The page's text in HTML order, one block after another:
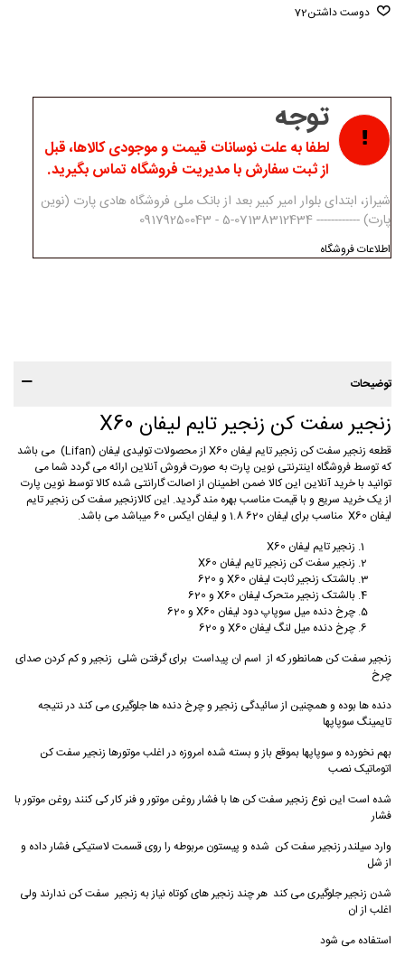
دوست داشتن72
توجه
لطفا به علت نوسانات قیمت و موجودی کالاها، قبل
از ثبت سفارش با مدیریت فروشگاه تماس بگیرید.
شیراز، ابتدای بلوار امیر کبیر بعد از بانک ملی فروشگاه هادی پارت (نوین
پارت) ------------ 07138312434-5 - 09179250043
اطلاعات فروشگاه
توضیحات
زنجیر سفت کن زنجیر تایم لیفان X60
قطعه زنجیر سفت کن زنجیر تایم لیفان X60 از محصولات تولیدی لیفان (Lifan) می باشد
که توسط فروشگاه اینترنتی نوین پارت به صورت فروش آنلاین ارائه می گردد شما می
توانید با خرید آنلاین این کالا ضمن اطمینان از اصالت گارانتی شده کالا توسط نوین پارت
از یک خرید سریع و با قیمت مناسب بهره مند گردید. این کالازنجیر سفت کن زنجیر تایم
لیفان X60 مناسب برای لیفان 620 1.8 و لیفان ایکس 60 میباشد می باشد.
زنجیر تایم لیفان X60
زنجیر سفت کن زنجیر تایم لیفان X60
بالشتک زنجیر ثابت لیفان X60 و 620
بالشتک زنجیر متحرک لیفان X60 و 620
چرخ دنده میل سوپاپ دود لیفان X60
و 620
چرخ دنده میل لنگ لیفان X60
و 620
زنجیر سفت کن همانطور که از اسم ان پیداست برای گرفتن شلی زنجیر و کم کردن صدای
چرخ
دنده ها بوده و همچنین از سائیدگی زنجیر و چرخ دنده ها جلوگیری می کند در نتیجه
تایمینگ سوپاپها
بهم نخورده و سوپاپها بموقع باز و بسته شده امروزه در اغلب موتورها زنجیر سفت کن
اتوماتیک نصب
شده است این نوع زنجیر سفت کن ها با فشار روغن موتور و فنر کار کی کنند روغن موتور با
فشار
وارد سیلندر زنجیر سفت کن شده و پیستون مربوطه را روی قسمت لاستیکی فشار داده و
از شل
شدن زنجیر جلوگیری می کند هر چند زنجیر های کوتاه نیاز به زنجیر سفت کن ندارند ولی
اغلب از ان
استفاده می شود